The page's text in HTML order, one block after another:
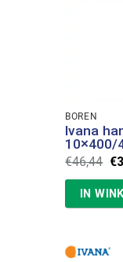
BOREN
Ivana
10×400/
€46,44 €
IN